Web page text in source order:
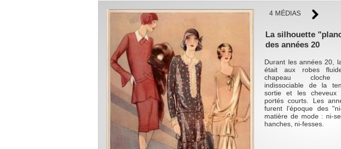
4 MÉDIAS
La silhouette
des années 20
Durant les années 20,
était aux robes
chapeau cloche
indissociable de la
sortie et les cheveux
portés courts. Les
furent l’époque des
matière de mode : ni-
hanches, ni-fesses.